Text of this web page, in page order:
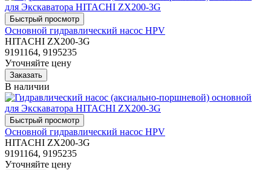
Основной гидравлический насос HPV
HITACHI ZX200-3G
9191164, 9195235
Уточняйте цену
В наличии
Основной гидравлический насос HPV
HITACHI ZX200-3G
9191164, 9195235
Уточняйте цену